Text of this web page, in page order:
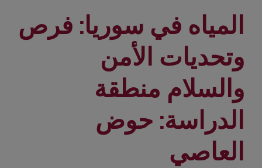
المياه في سوريا: فرص
وتحديات الأمن
والسلام منطقة
الدراسة: حوض
العاصي